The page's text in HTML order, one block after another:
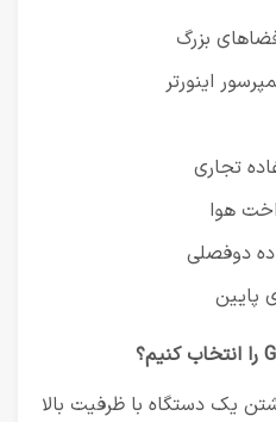
بزرگ
اینورتر
تجاری
هوا
دوفصلی
پایین
یک دستگاه با ظرفیت بالا